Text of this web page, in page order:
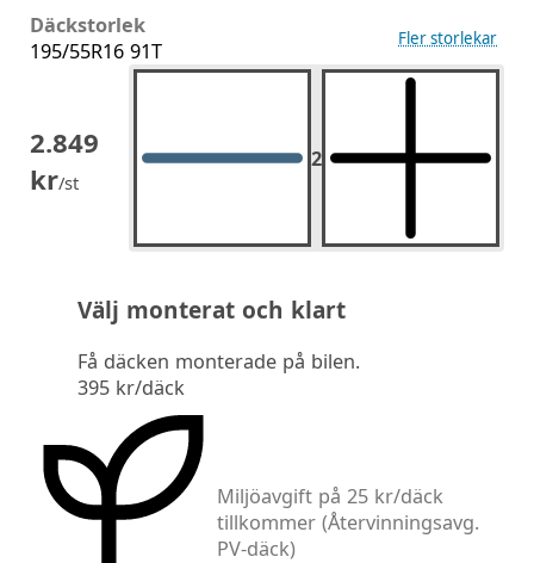
Däckstorlek
195/55R16 91T
Fler storlekar
2.849
kr/st
2 2st.
Välj monterat och klart
Få däcken monterade på bilen.
395 kr/däck
Miljöavgift på 25 kr/däck
tillkommer (Återvinningsavg.
PV-däck)